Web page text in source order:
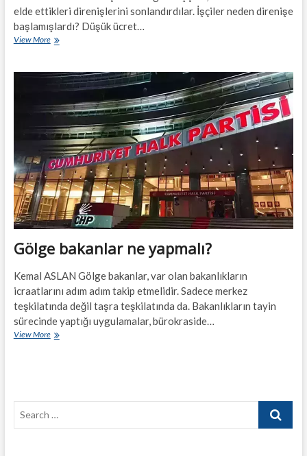
elde ettikleri direnişlerini sonlandırdılar. İşçiler neden direnişe
başlamışlardı? Düşük ücret…
View More“Yeni
Gölge bakanlar ne yapmalı?
Kemal ASLAN Gölge bakanlar, var olan bakanlıkların
icraatlarını adım adım takip etmelidir. Sadece merkez
teşkilatında değil taşra teşkilatında da. Bakanlıkların tayin
sürecinde yaptığı uygulamalar, bürokraside…
View MoreGölge
Search